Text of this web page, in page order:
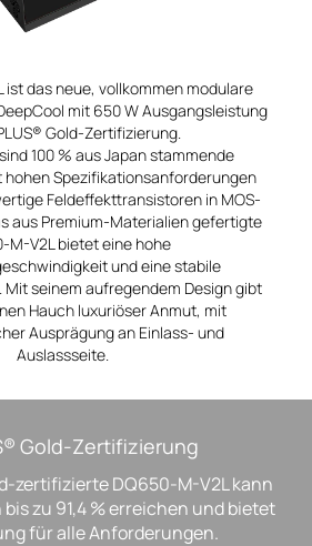
ist das neue, vollkommen modulare
mit 650 W Ausgangsleistung
Gold-Zertifizierung.
100 % aus Japan stammende
hohen Spezifikationsanforderungen
Feldeffekttransistoren in MOS-
aus Premium-Materialien gefertigte
M-V2L bietet eine hohe
und eine stabile
seinem aufregendem Design gibt
Hauch luxuriöser Anmut, mit
Ausprägung an Einlass- und
Auslassseite.
Gold-Zertifizierung
zertifizierte DQ650-M-V2L kann
zu 91,4 % erreichen und bietet
für alle Anforderungen.